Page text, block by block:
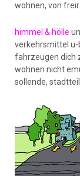
wohnen, von
himmel & hölle
verkehrsmittel u-
fahrzeugen dich
wohnen nicht
sollende,